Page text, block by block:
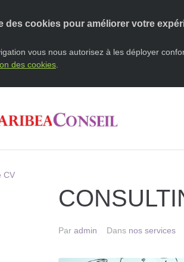
CV
Par admin Dans nos services
des cookies pour améliorer votre
vous nous autorisez à les déployer
des cookies